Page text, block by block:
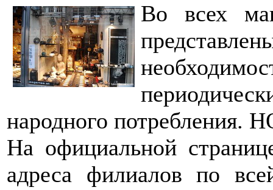
Во всех
народного потребления.
На официальной
адреса филиалов по